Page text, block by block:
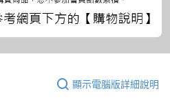
顯示電腦版詳細說明